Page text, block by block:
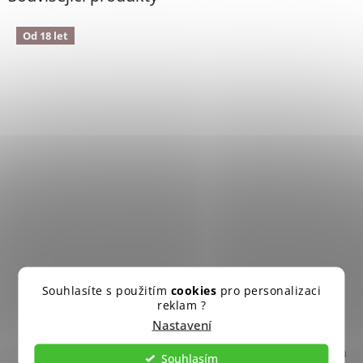
Souhlasíte s použitím cookies pro personalizaci
reklam ?
Nastavení
Souhlasím
Od 18 let
Broky BB cal.4,5mm 1500ks Umarex
Skladem